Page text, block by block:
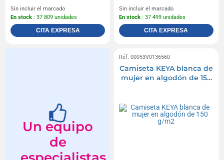
Sin incluir el marcado
En stock : 37 809 unidades
CITA EXPRESA
Sin incluir el marcado
En stock : 37 499 unidades
CITA EXPRESA
Un equipo
de
Réf. 00053V0136560
Camiseta KEYA blanca de
mujer en algodón de 150